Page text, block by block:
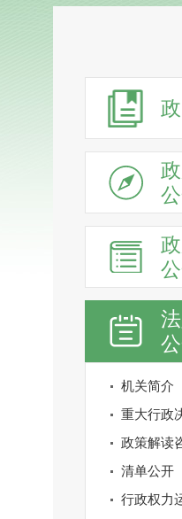
机关简介
重大行政
政策解读
清单公开
行政权力